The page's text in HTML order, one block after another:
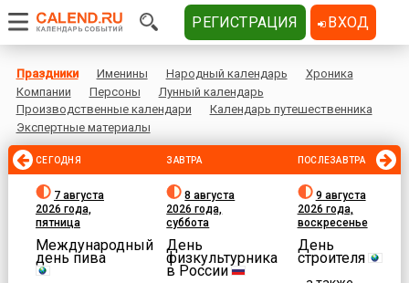
Праздники Именины Народный календарь
Хроника
Компании
Персоны
Лунный календарь
Производственные календари
Календарь путешественника
Экспертные материалы
СЕГОДНЯ
7 августа
2026 года,
пятница
Международный
день пива
ЗАВТРА
8 августа
2026 года,
суббота
День
физкультурника
в России
ПОСЛЕЗАВТРА
9 августа
2026 года,
воскресенье
День
строителя
РЕГИСТРАЦИЯ ВХОД